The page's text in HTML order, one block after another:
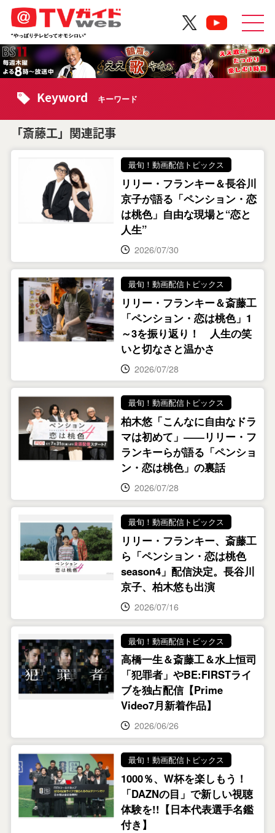
Keyword キーワード
「斎藤工」関連記事
最旬！動画配信トピックス
リリー・フランキー＆長谷川
京子が語る「ペンション・恋
は桃色」自由な現場と“恋と
人生”
2026/07/30
最旬！動画配信トピックス
リリー・フランキー＆斎藤工
「ペンション・恋は桃色」1
～3を振り返り！ 人生の笑
いと切なさと温かさ
2026/07/28
最旬！動画配信トピックス
柏木悠「こんなに自由なドラ
マは初めて」――リリー・フ
ランキーらが語る「ペンショ
ン・恋は桃色」の裏話
2026/07/28
最旬！動画配信トピックス
リリー・フランキー、斎藤工
ら「ペンション・恋は桃色
season4」配信決定。長谷川
京子、柏木悠も出演
2026/07/16
最旬！動画配信トピックス
高橋一生＆斎藤工＆水上恒司
「犯罪者」やBE:FIRSTライ
ブを独占配信【Prime
Video7月新着作品】
2026/06/26
最旬！動画配信トピックス
1000％、W杯を楽しもう！
「DAZNの目」で新しい視聴
体験を!!【日本代表選手名鑑
付き】